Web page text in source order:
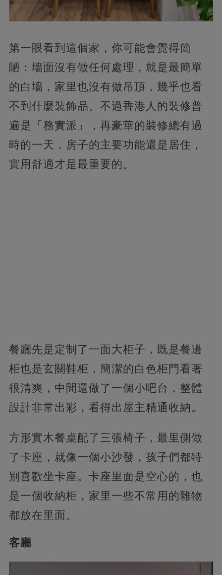
第一眼看到這個家，你可能會覺得簡
陋：墻面沒有做任何處理，就是最簡單
的白墻，家里也沒有做吊頂，幾乎也看
不到什麼裝飾品。不過香港人的裝修普
遍是「務實派」，再豪華的裝修總有過
時的一天，房子的主要功能還是居住，
實用舒適才是最重要的。
餐廳先是定制了一面大柜子，既是餐邊
柜也是玄關鞋柜，簡潔的白色柜門看著
很清爽，中間還做了一個小吧台，整體
設計非常出彩，看得出屋主精通收納。
方形實木餐桌配了三張椅子，最里側做
了卡座，就像一個小沙發，孩子們都特
別喜歡坐卡座。卡座里面是空心的，也
是一個收納柜，家里一些不常用的雜物
都放在里面。
客廳